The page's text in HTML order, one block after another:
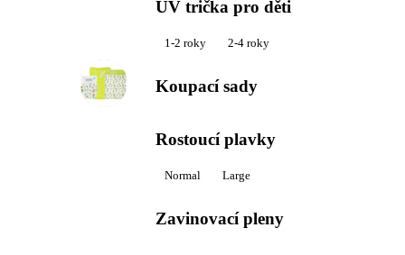
UV trička pro děti
1-2 roky 2-4 roky
Koupací sady
Rostoucí plavky
Normal Large
Zavinovací pleny